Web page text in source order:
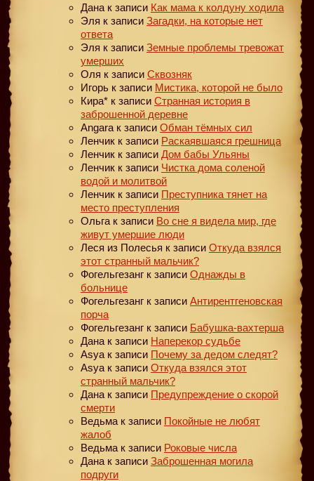
Дана к записи Как мама к колдуну ходила
Эля к записи Загадки, на которые нет
ответа
Эля к записи Земные проблемы тревожат
умерших
Оля к записи Сквозняк
Игорь к записи Мистика, которой не было
Кира* к записи Странная история в
заброшенной деревне
Angara к записи Обман тёмных сил
Ленчик к записи Раскаявшаяся грешница
Ленчик к записи Дом бабы Ульяны
Ленчик к записи Чистка дома соленой
водой и молитвой
Ленчик к записи Преступника тянет на
место преступления
Ольга к записи Во сне я видела мир, где
живут умершие люди
Леся из Полесья к записи Откуда взялся
этот странный мальчик?
Фогельгезанг к записи Однажды в
больнице
Фогельгезанг к записи Антирентгеновская
порча
Фогельгезанг к записи Бабушка-вахтерша
Дана к записи Наперекор судьбе
Asya к записи Почему за дедом следят?
Asya к записи Откуда взялся этот
странный мальчик?
Дана к записи Предупреждение о скорой
смерти
Ведьма к записи Покойные не любят
жалоб
Ведьма к записи Роковые числа
Дана к записи Заброшенная могила
подруги